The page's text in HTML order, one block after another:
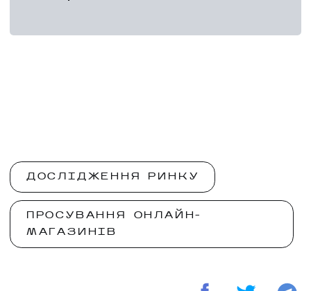
ДОСЛІДЖЕННЯ РИНКУ
ПРОСУВАННЯ ОНЛАЙН-
МАГАЗИНІВ